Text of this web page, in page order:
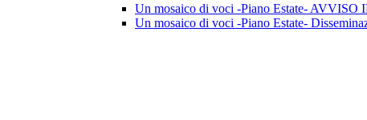
Un mosaico di voci -Piano Estate-
Un mosaico di voci -Piano Estate-